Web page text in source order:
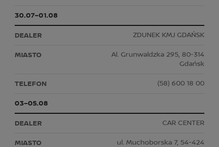
30.07–01.08
ZDUNEK KMJ GDAŃSK
Al. Grunwaldzka 295, 80-314
Gdańsk
(58) 600 18 00
03–05.08
CAR CENTER
ul. Muchoborska 7, 54-424